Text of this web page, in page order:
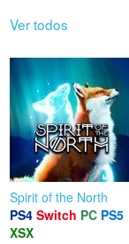
Ver todos
Spirit of the North
PS4 Switch PC PS5
XSX